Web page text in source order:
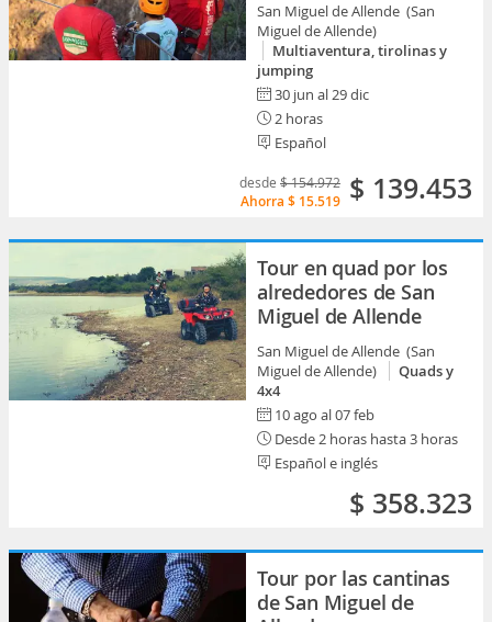
San Miguel de Allende (San
Miguel de Allende)
Multiaventura, tirolinas y
jumping
30 jun al 29 dic
2 horas
Español
desde $ 154.972
Ahorra $ 15.519 $ 139.453
Tour en quad por los
alrededores de San
Miguel de Allende
San Miguel de Allende (San
Miguel de Allende)
Quads y
4x4
10 ago al 07 feb
Desde 2 horas hasta 3 horas
Español e inglés
$ 358.323
Tour por las cantinas
de San Miguel de